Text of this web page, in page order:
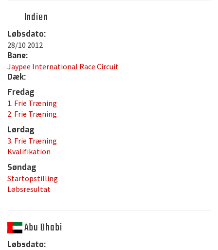
Indien
Løbsdato:
28/10 2012
Bane:
Jaypee International Race Circuit
Dæk:
Fredag
1. Frie Træning
2. Frie Træning
Lørdag
3. Frie Træning
Kvalifikation
Søndag
Startopstilling
Løbsresultat
Abu Dhabi
Løbsdato: